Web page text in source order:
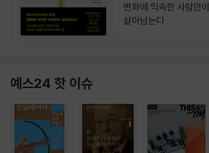
변화에 익숙한 사람만이
살아남는다
예스24 핫 이슈